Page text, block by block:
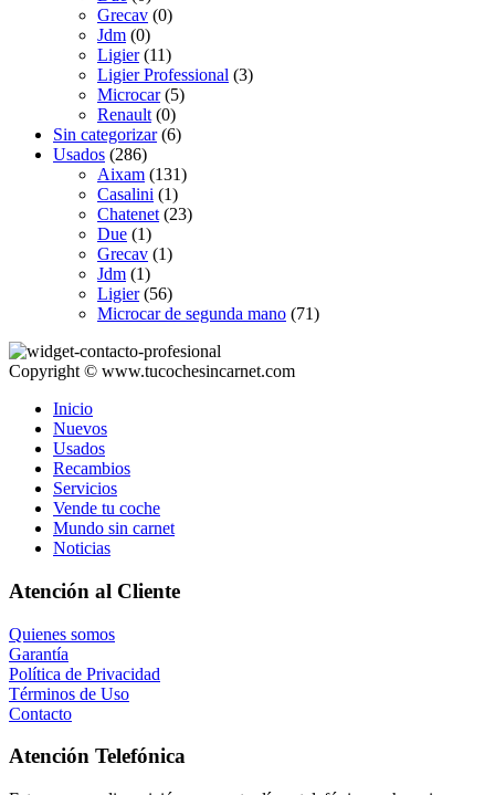
Grecav (0)
Jdm (0)
Ligier (11)
Ligier Professional (3)
Microcar (5)
Renault (0)
Sin categorizar (6)
Usados (286)
Aixam (131)
Casalini (1)
Chatenet (23)
Due (1)
Grecav (1)
Jdm (1)
Ligier (56)
Microcar de segunda mano (71)
Copyright © www.tucochesincarnet.com
Inicio
Nuevos
Usados
Recambios
Servicios
Vende tu coche
Mundo sin carnet
Noticias
Atención al Cliente
Quienes somos
Garantía
Política de Privacidad
Términos de Uso
Contacto
Atención Telefónica